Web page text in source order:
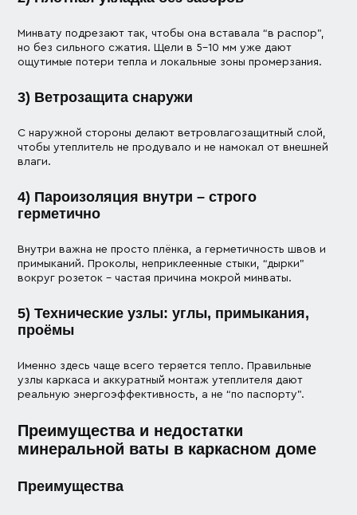
Минвату подрезают так, чтобы она вставала “в распор”,
но без сильного сжатия. Щели в 5–10 мм уже дают
ощутимые потери тепла и локальные зоны промерзания.
3) Ветрозащита снаружи
С наружной стороны делают ветровлагозащитный слой,
чтобы утеплитель не продувало и не намокал от внешней
влаги.
4) Пароизоляция внутри – строго
герметично
Внутри важна не просто плёнка, а герметичность швов и
примыканий. Проколы, неприклеенные стыки, “дырки”
вокруг розеток – частая причина мокрой минваты.
5) Технические узлы: углы, примыкания,
проёмы
Именно здесь чаще всего теряется тепло. Правильные
узлы каркаса и аккуратный монтаж утеплителя дают
реальную энергоэффективность, а не “по паспорту”.
Преимущества и недостатки
минеральной ваты в каркасном доме
Преимущества